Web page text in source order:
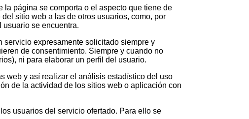
página se comporta o el aspecto que tiene de
sitio web a las de otros usuarios, como, por
se encuentra.
expresamente solicitado siempre y
de consentimiento. Siempre y cuando no
ni para elaborar un perfil del usuario.
web y así realizar el análisis estadístico del uso
de la actividad de los sitios web o aplicación con
usuarios del servicio ofertado. Para ello se